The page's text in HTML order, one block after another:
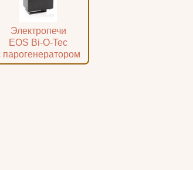
Электропечи
EOS Bi-O-Tec
парогенератором